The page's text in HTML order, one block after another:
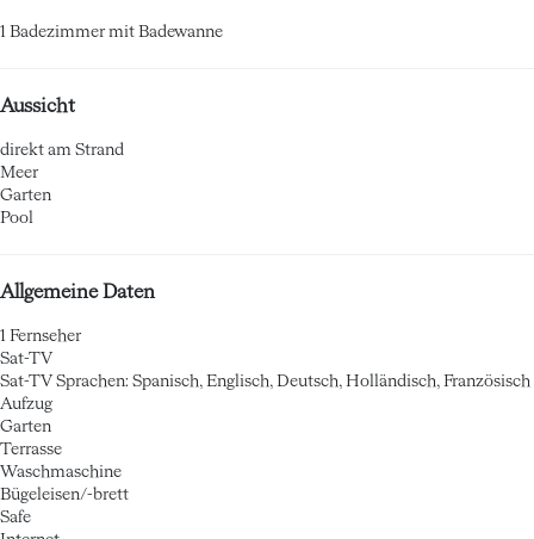
1 Badezimmer mit Badewanne
Aussicht
direkt am Strand
Meer
Garten
Pool
Allgemeine Daten
1 Fernseher
Sat-TV
Sat-TV Sprachen: Spanisch, Englisch, Deutsch, Holländisch, Französisch
Aufzug
Garten
Terrasse
Waschmaschine
Bügeleisen/-brett
Safe